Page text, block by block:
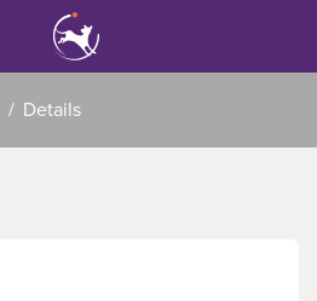
Details